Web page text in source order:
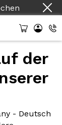
der
- Deutsch